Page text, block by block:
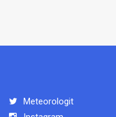
Meteorologit